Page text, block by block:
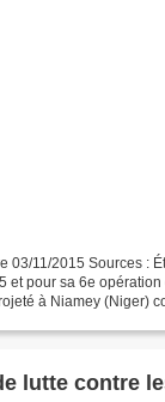
03/11/2015 Sources :
et pour sa 6e opération
à Niamey (Niger)
lutte contre